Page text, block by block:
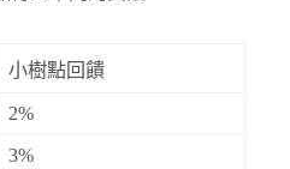
小樹點回饋
2%
3%